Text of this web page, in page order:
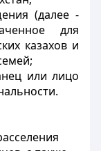
(далее -
для
казахов и
или лицо